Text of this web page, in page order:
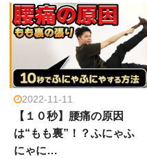
2022-11-11
【１０秒】腰痛の原因
は“もも裏”！？ふにゃふ
にゃに…